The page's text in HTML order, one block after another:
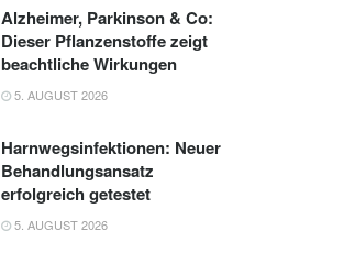
Alzheimer, Parkinson & Co:
Dieser Pflanzenstoffe zeigt
beachtliche Wirkungen
5. AUGUST 2026
Harnwegsinfektionen: Neuer
Behandlungsansatz
erfolgreich getestet
5. AUGUST 2026